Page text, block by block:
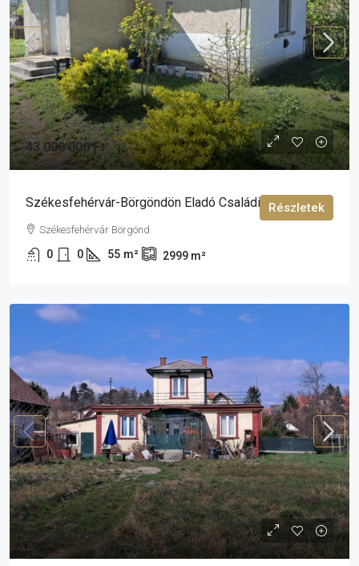
43 000 000 Ft
Székesfehérvár-Börgöndön Eladó Családi Ház
Székesfehérvár Börgönd
0 0 55 m² 2999 m²
Részletek
89 000 000 Ft